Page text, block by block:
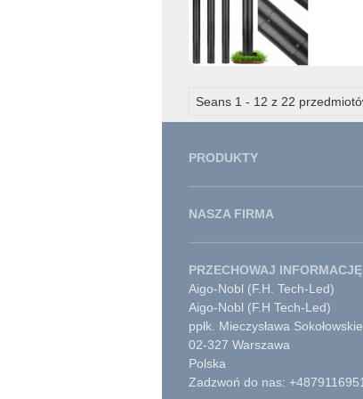
Seans 1 - 12 z 22
PRODUKTY
NASZA FIRMA
PRZECHOWAJ INFORMACJĘ
Aigo-Nobl (F.H. Tech-Led)
Aigo-Nobl (F.H Tech-Led)
ppłk. Mieczysława
02-327 Warszawa
Polska
Zadzwoń do nas: